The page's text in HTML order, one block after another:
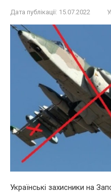
Дата публікації: 15.07.2022
Українські захисники на